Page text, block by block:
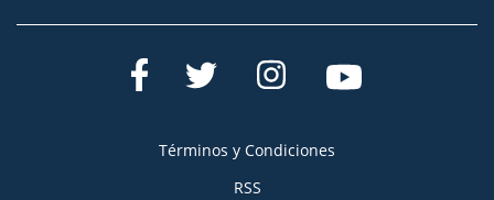
Términos y Condiciones
RSS